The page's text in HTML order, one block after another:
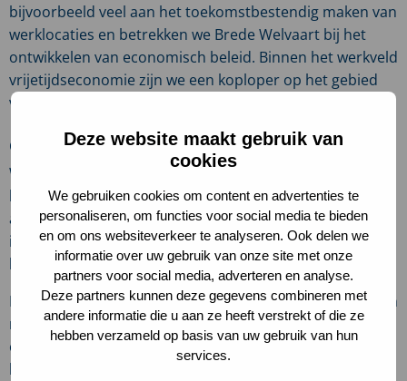
Deze website maakt gebruik van
cookies
We gebruiken cookies om content en advertenties te
personaliseren, om functies voor social media te bieden
en om ons websiteverkeer te analyseren. Ook delen we
informatie over uw gebruik van onze site met onze
partners voor social media, adverteren en analyse.
Deze partners kunnen deze gegevens combineren met
andere informatie die u aan ze heeft verstrekt of die ze
hebben verzameld op basis van uw gebruik van hun
services.
bijvoorbeeld veel aan het toekomstbestendig maken van
werklocaties en betrekken we Brede Welvaart bij het
ontwikkelen van economisch beleid. Binnen het werkveld
vrijetijdseconomie zijn we een koploper op het gebied
van duurzaam toerisme.’
Gemeenten doen al veel
Wat kunnen gemeenten nu doen voor een duurzame
leefomgeving? ‘Het is lastig om daar een generiek
antwoord op te geven. Gemeenten kunnen – en moeten
in sommige gevallen ook – veel doen aan een duurzame
leefomgeving. En er gebeurt gelukkig ook al heel veel!
Het is duidelijk dat we onze leefomgeving in veel gevallen
niet ideaal hebben ingericht en dat deze op veel
onderdelen niet toekomstbestendig is. Denk
bijvoorbeeld aan de sterk versteende